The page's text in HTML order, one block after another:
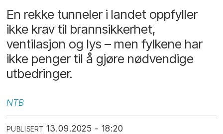
En rekke tunneler i landet oppfyller
ikke krav til brannsikkerhet,
ventilasjon og lys – men fylkene har
ikke penger til å gjøre nødvendige
utbedringer.
NTB
PUBLISERT 13.09.2025 - 18:20